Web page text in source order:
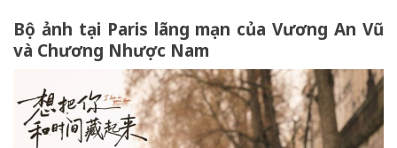
Bộ ảnh tại Paris lãng mạn của Vương An Vũ
và Chương Nhược Nam